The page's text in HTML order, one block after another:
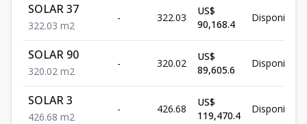
SOLAR 37
322.03 m2
- 322.03
US$
90,168.4
Disponible
SOLAR 90
320.02 m2
- 320.02
US$
89,605.6
Disponible
SOLAR 3
426.68 m2
- 426.68
US$
119,470.4
Disponible